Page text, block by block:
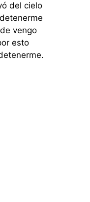
del cielo
vengo
esto